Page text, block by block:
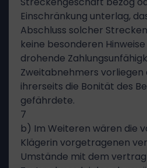
Einschränkung unterlag,
Abschluss solcher
keine besonderen
drohende
Zweitabnehmers vorliegen
ihrerseits die Bonität des
gefährdete.
7
b) Im Weiteren wären die
Klägerin vorgetragenen
Umstände mit dem